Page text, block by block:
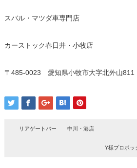
スバル・マツダ車専門店
カーストック春日井・小牧店
〒485-0023 愛知県小牧市大字北外山811
リアゲートバー 中川・港店
Y様プロボ